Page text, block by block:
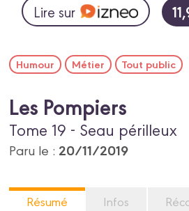
Lire sur
Humour Métier Tout public
Les Pompiers
Tome 19 - Seau périlleux
Paru le : 20/11/2019
Résumé Infos